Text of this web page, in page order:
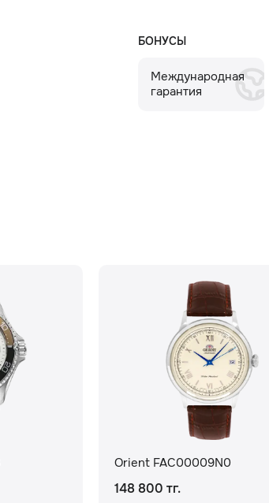
БОНУСЫ
Международная
гарантия
Orient FAC00009N0
148 800 тг.